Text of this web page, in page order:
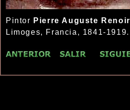
Pintor Pierre Auguste Renoir
Limoges, Francia, 1841-1919.